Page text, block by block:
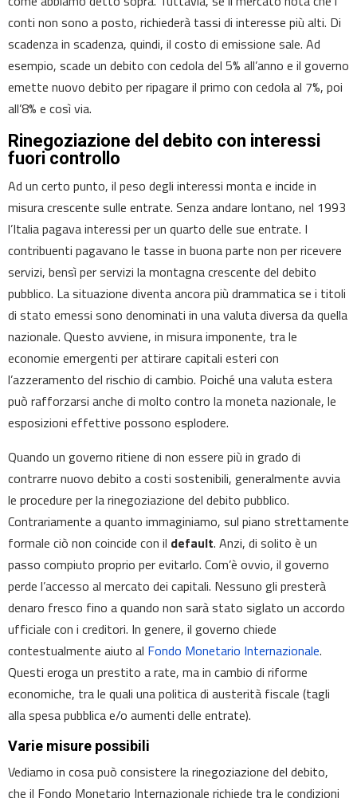
conti non sono a posto, richiederà tassi di interesse più alti. Di
scadenza in scadenza, quindi, il costo di emissione sale. Ad
esempio, scade un debito con cedola del 5% all’anno e il governo
emette nuovo debito per ripagare il primo con cedola al 7%, poi
all’8% e così via.
Rinegoziazione del debito con interessi
fuori controllo
Ad un certo punto, il peso degli interessi monta e incide in
misura crescente sulle entrate. Senza andare lontano, nel 1993
l’Italia pagava interessi per un quarto delle sue entrate. I
contribuenti pagavano le tasse in buona parte non per ricevere
servizi, bensì per servizi la montagna crescente del debito
pubblico. La situazione diventa ancora più drammatica se i titoli
di stato emessi sono denominati in una valuta diversa da quella
nazionale. Questo avviene, in misura imponente, tra le
economie emergenti per attirare capitali esteri con
l’azzeramento del rischio di cambio. Poiché una valuta estera
può rafforzarsi anche di molto contro la moneta nazionale, le
esposizioni effettive possono esplodere.
Quando un governo ritiene di non essere più in grado di
contrarre nuovo debito a costi sostenibili, generalmente avvia
le procedure per la rinegoziazione del debito pubblico.
Contrariamente a quanto immaginiamo, sul piano strettamente
formale ciò non coincide con il default. Anzi, di solito è un
passo compiuto proprio per evitarlo. Com’è ovvio, il governo
perde l’accesso al mercato dei capitali. Nessuno gli presterà
denaro fresco fino a quando non sarà stato siglato un accordo
ufficiale con i creditori. In genere, il governo chiede
contestualmente aiuto al Fondo Monetario Internazionale.
Questi eroga un prestito a rate, ma in cambio di riforme
economiche, tra le quali una politica di austerità fiscale (tagli
alla spesa pubblica e/o aumenti delle entrate).
Varie misure possibili
Vediamo in cosa può consistere la rinegoziazione del debito,
che il Fondo Monetario Internazionale richiede tra le condizioni